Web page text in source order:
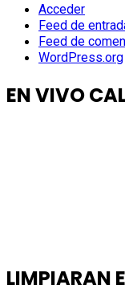
Acceder
Feed de
Feed de
WordPress.org
EN VIVO
LIMPIARAN